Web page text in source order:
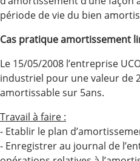
période de vie du bien
Cas pratique amortissement
Le 15/05/2008 l’entreprise
industriel pour une valeur de
amortissable sur 5ans.
Travail à faire :
- Etablir le plan
- Enregistrer au journal de